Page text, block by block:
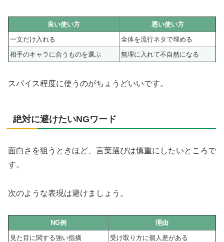
良い使い方
悪い使い方
一文だけ入れる
全体を流行ネタで埋める
相手のキャラに合うものを選ぶ
無理に入れて不自然になる
スパイス程度に使うのがちょうどいいです。
絶対に避けたいNGワード
面白さを狙うときほど、言葉選びは慎重にしたいところで
す。
次のような表現は避けましょう。
NG例
理由
見た目に関する強い指摘
受け取り方に個人差がある